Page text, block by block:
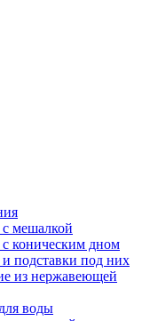
мешалкой
коническим дном
подставки под них
из нержавеющей
воды